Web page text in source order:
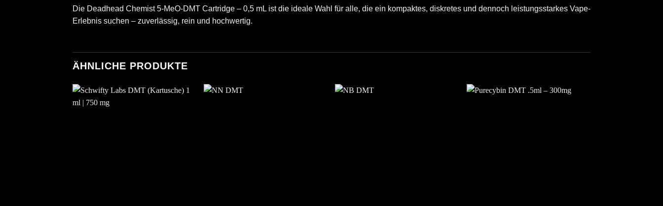
Die Deadhead Chemist 5-MeO-DMT Cartridge – 0,5 mL ist die ideale Wahl für alle, die ein kompaktes, diskretes und dennoch leistungsstarkes Vape-
Erlebnis suchen – zuverlässig, rein und hochwertig.
ÄHNLICHE PRODUKTE